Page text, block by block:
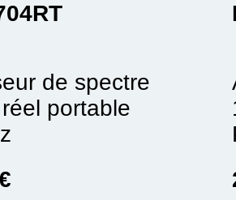
de spectre
portable